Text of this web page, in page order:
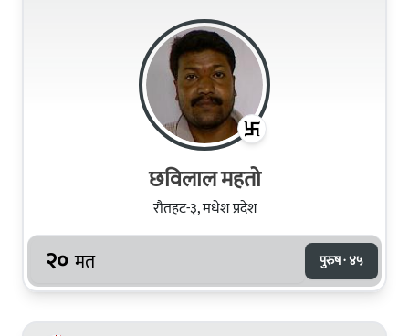
छविलाल महतो
रौतहट-३, मधेश प्रदेश
२० मत पुरुष · ४५